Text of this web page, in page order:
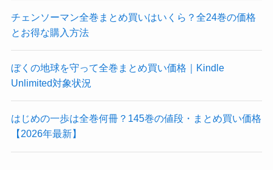
チェンソーマン全巻まとめ買いはいくら？全24巻の価格
とお得な購入方法
ぼくの地球を守って全巻まとめ買い価格｜Kindle
Unlimited対象状況
はじめの一歩は全巻何冊？145巻の値段・まとめ買い価格
【2026年最新】